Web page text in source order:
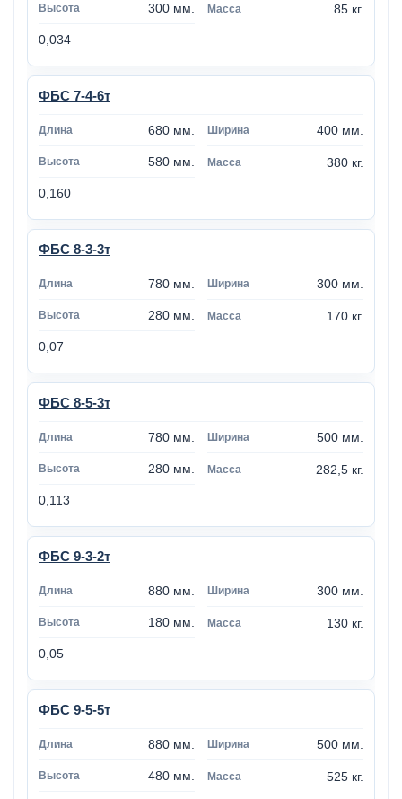
300 мм. 85 кг.
0,034
ФБС 7-4-6т
680 мм. 400 мм.
580 мм. 380 кг.
0,160
ФБС 8-3-3т
780 мм. 300 мм.
280 мм. 170 кг.
0,07
ФБС 8-5-3т
780 мм. 500 мм.
280 мм. 282,5 кг.
0,113
ФБС 9-3-2т
880 мм. 300 мм.
180 мм. 130 кг.
0,05
ФБС 9-5-5т
880 мм. 500 мм.
480 мм. 525 кг.